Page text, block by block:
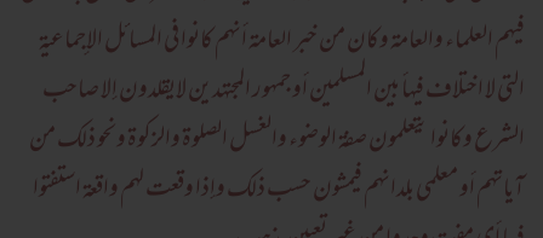
فيهم العلماء والعامة وكان من خبر العامة أنهم كانوا في المسائل الإجماعية
التي لا اختلاف فيهأ بين المسلمين أو جمهور المجتهدين لايقلدون إلا صاحب
الشرع وكانوا يتعلمون صفة الوضوء والغسل الصلوة والزكوة ونحو ذلك من
آياتهم أو معلمي بلدانهم فيمشون حسب ذلك وإذا وقعت لهم واقعة استفتوا